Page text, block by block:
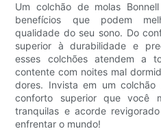
Um colchão de molas
benefícios que podem
qualidade do seu sono. Do
superior à durabilidade e
esses colchões atendem a
contente com noites mal
dores. Invista em um
conforto superior que você
tranquilas e acorde
enfrentar o mundo!